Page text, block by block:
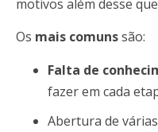
motivos além desse
Os mais comunssão:
Falta de
fazer em cada
Abertura de várias